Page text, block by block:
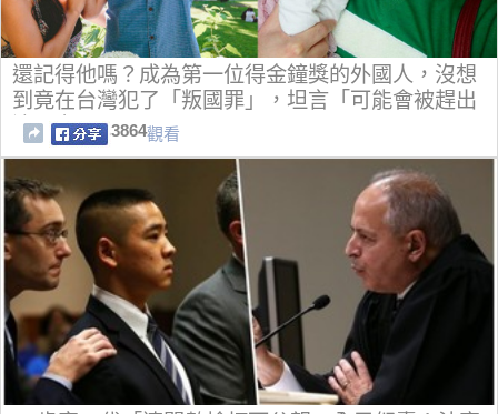
還記得他嗎？成為第一位得金鐘獎的外國人，沒想
到竟在台灣犯了「叛國罪」，坦言「可能會被趕出
這國家」
3864觀看